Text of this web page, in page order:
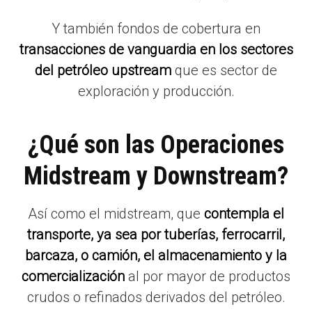
Y también fondos de cobertura en
transacciones de vanguardia en los sectores
del petróleo upstream que es sector de
exploración y producción.
¿Qué son las Operaciones
Midstream y Downstream?
Así como el midstream, que contempla el
transporte, ya sea por tuberías, ferrocarril,
barcaza, o camión, el almacenamiento y la
comercialización al por mayor de productos
crudos o refinados derivados del petróleo.